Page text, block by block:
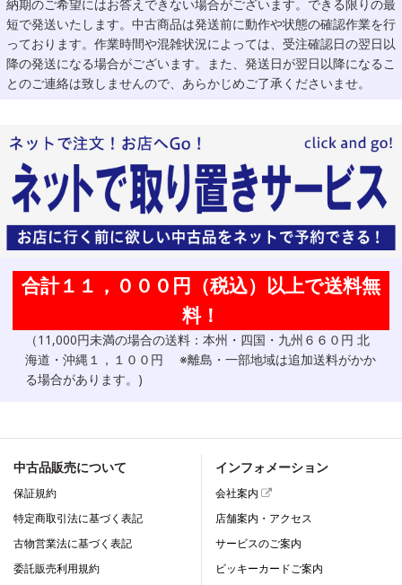
納期のご希望にはお答えできない場合がございます。できる限りの最
短で発送いたします。中古商品は発送前に動作や状態の確認作業を行
っております。作業時間や混雑状況によっては、受注確認日の翌日以
降の発送になる場合がございます。また、発送日が翌日以降になるこ
とのご連絡は致しませんので、あらかじめご了承くださいませ。
合計１１，０００円（税込）以上で送料無
料！
（11,000円未満の場合の送料：本州・四国・九州６６０円 北
海道・沖縄１，１００円 ※離島・一部地域は追加送料がかか
る場合があります。)
中古品販売について
保証規約
特定商取引法に基づく表記
古物営業法に基づく表記
委託販売利用規約
インフォメーション
会社案内
店舗案内・アクセス
サービスのご案内
ビッキーカードご案内